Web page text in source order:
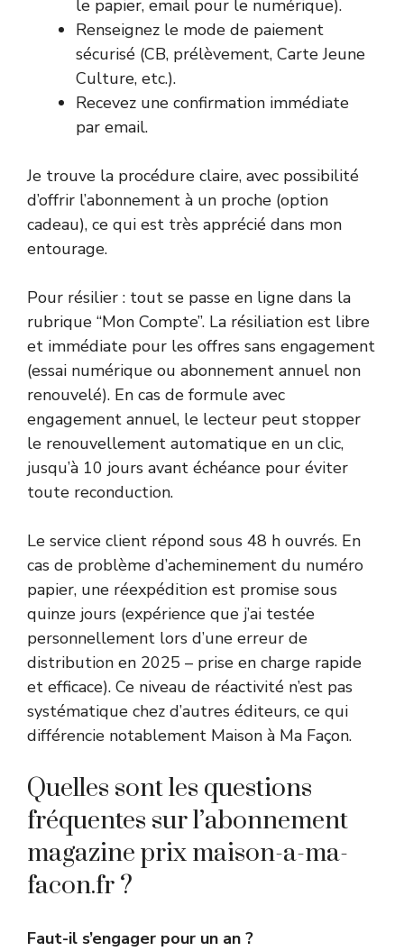
le papier, email pour le numérique).
Renseignez le mode de paiement
sécurisé (CB, prélèvement, Carte Jeune
Culture, etc.).
Recevez une confirmation immédiate
par email.
Je trouve la procédure claire, avec possibilité
d’offrir l’abonnement à un proche (option
cadeau), ce qui est très apprécié dans mon
entourage.
Pour résilier : tout se passe en ligne dans la
rubrique “Mon Compte”. La résiliation est libre
et immédiate pour les offres sans engagement
(essai numérique ou abonnement annuel non
renouvelé). En cas de formule avec
engagement annuel, le lecteur peut stopper
le renouvellement automatique en un clic,
jusqu’à 10 jours avant échéance pour éviter
toute reconduction.
Le service client répond sous 48 h ouvrés. En
cas de problème d’acheminement du numéro
papier, une réexpédition est promise sous
quinze jours (expérience que j’ai testée
personnellement lors d’une erreur de
distribution en 2025 – prise en charge rapide
et efficace). Ce niveau de réactivité n’est pas
systématique chez d’autres éditeurs, ce qui
différencie notablement Maison à Ma Façon.
Quelles sont les questions
fréquentes sur l’abonnement
magazine prix maison-a-ma-
facon.fr ?
Faut-il s’engager pour un an ?